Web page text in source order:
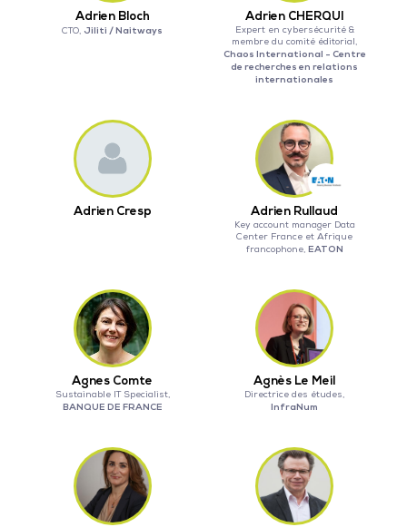
Adrien Bloch
CTO, Jiliti / Naitways
Adrien CHERQUI
Expert en cybersécurité &
membre du comité éditorial,
Chaos International - Centre
de recherches en relations
internationales
Adrien Cresp Adrien Rullaud
Key account manager Data
Center France et Afrique
francophone, EATON
Agnes Comte
Sustainable IT Specialist,
BANQUE DE FRANCE
Agnès Le Meil
Directrice des études,
InfraNum